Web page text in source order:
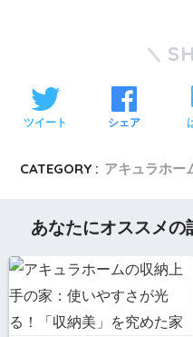
ツイート シェア
CATEGORY : アキュラホー
あなたにオススメ